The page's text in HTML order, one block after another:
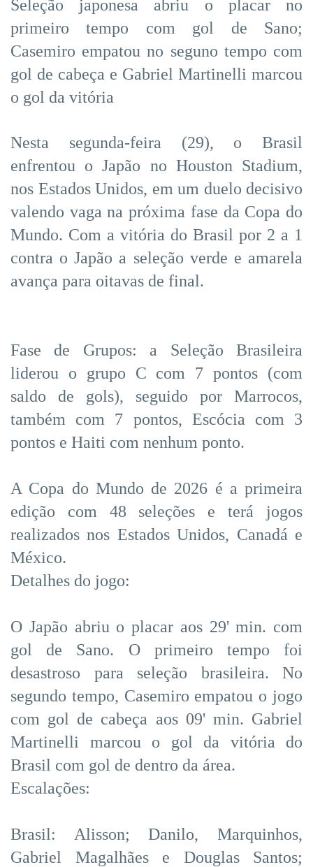
Seleção japonesa abriu o placar no
primeiro tempo com gol de Sano;
Casemiro empatou no seguno tempo com
gol de cabeça e Gabriel Martinelli marcou
o gol da vitória
Nesta segunda-feira (29), o Brasil
enfrentou o Japão no Houston Stadium,
nos Estados Unidos, em um duelo decisivo
valendo vaga na próxima fase da Copa do
Mundo. Com a vitória do Brasil por 2 a 1
contra o Japão a seleção verde e amarela
avança para oitavas de final.
Fase de Grupos: a Seleção Brasileira
liderou o grupo C com 7 pontos (com
saldo de gols), seguido por Marrocos,
também com 7 pontos, Escócia com 3
pontos e Haiti com nenhum ponto.
A Copa do Mundo de 2026 é a primeira
edição com 48 seleções e terá jogos
realizados nos Estados Unidos, Canadá e
México.
Detalhes do jogo:
O Japão abriu o placar aos 29' min. com
gol de Sano. O primeiro tempo foi
desastroso para seleção brasileira. No
segundo tempo, Casemiro empatou o jogo
com gol de cabeça aos 09' min. Gabriel
Martinelli marcou o gol da vitória do
Brasil com gol de dentro da área.
Escalações:
Brasil: Alisson; Danilo, Marquinhos,
Gabriel Magalhães e Douglas Santos;